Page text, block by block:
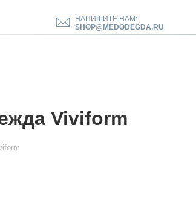
НАПИШИТЕ НАМ:
SHOP@MEDODEGDA.RU
Viviform